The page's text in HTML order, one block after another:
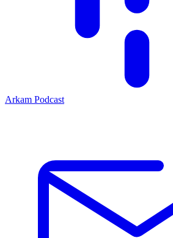
Arkam Podcast